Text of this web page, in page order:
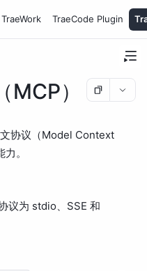
TraeWork TraeCode Plugin
）
协议（Model Context
。
议为 stdio、SSE 和